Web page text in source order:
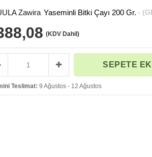
Zawira Yaseminli Bitki Çayı 200 Gr.
(KDV Dahil)
Teslimat: 9 Ağustos - 12 Ağustos